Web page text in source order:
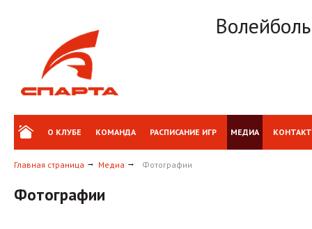
О КЛУБЕ КОМАНДА РАСПИСАНИЕ ИГР МЕДИА
Главная страница Медиа Фотографии
Фотографии